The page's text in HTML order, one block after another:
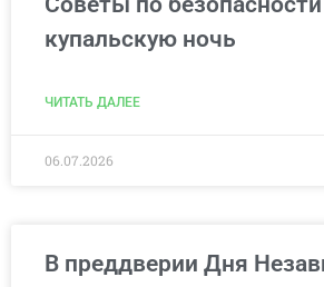
купальскую ночь
ЧИТАТЬ ДАЛЕЕ
06.07.2026
В преддверии Дня